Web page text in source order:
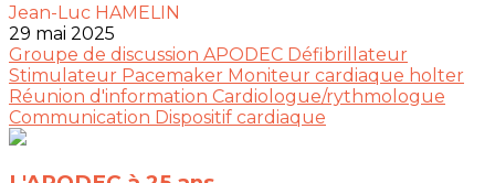
Jean-Luc HAMELIN
29 mai 2025
Groupe de discussion APODEC Défibrillateur
Stimulateur Pacemaker Moniteur cardiaque holter
Réunion d'information Cardiologue/rythmologue
Communication Dispositif cardiaque